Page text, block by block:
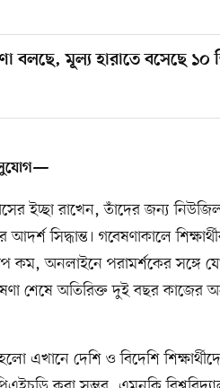
বলছে, মূল্য হারাতে বসেছে ১০
সুযোগ—
ইচ্ছা রাখেন, তাঁদের জন্য
সিদ্ধান্ত। গবেষণাকালে
কম, অনলাইনে পরামর্শকের সঙ্গে
শেষে অতিরিক্ত দুই বছর কাজের
এখানে দেশি ও বিদেশি